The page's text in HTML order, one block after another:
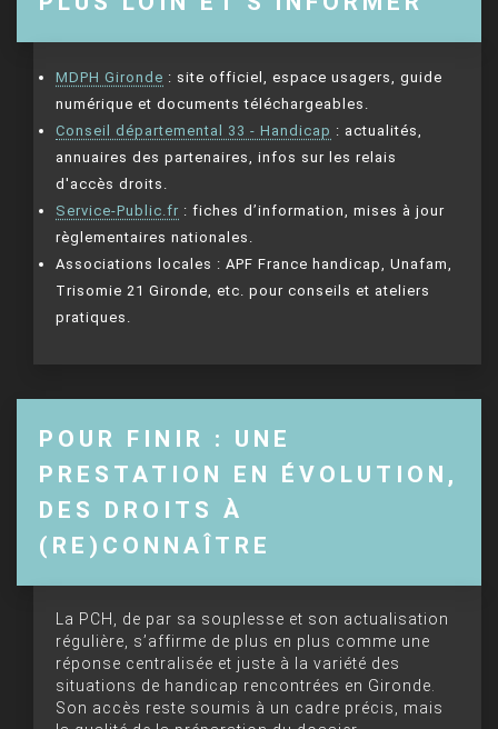
MDPH Gironde : site officiel, espace usagers, guide
numérique et documents téléchargeables.
Conseil départemental 33 - Handicap : actualités,
annuaires des partenaires, infos sur les relais
d'accès droits.
Service-Public.fr : fiches d’information, mises à jour
règlementaires nationales.
Associations locales : APF France handicap, Unafam,
Trisomie 21 Gironde, etc. pour conseils et ateliers
pratiques.
POUR FINIR : UNE
PRESTATION EN ÉVOLUTION,
DES DROITS À
(RE)CONNAÎTRE
La PCH, de par sa souplesse et son actualisation
régulière, s’affirme de plus en plus comme une
réponse centralisée et juste à la variété des
situations de handicap rencontrées en Gironde.
Son accès reste soumis à un cadre précis, mais